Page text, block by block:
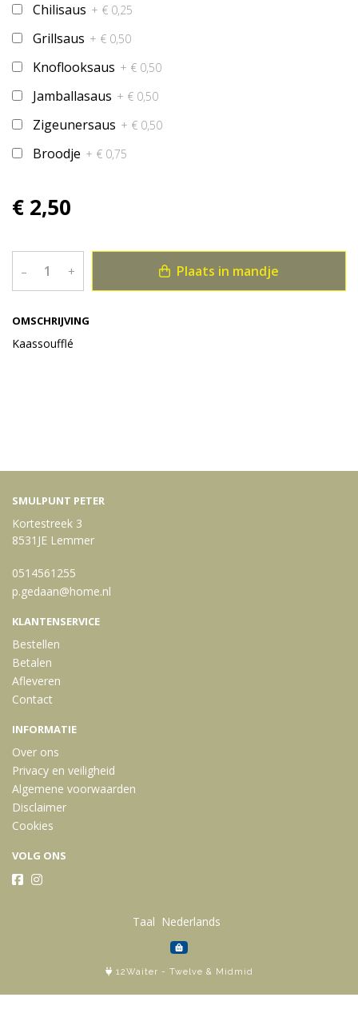
OMSCHRIJVING
Kaassoufflé
Chilisaus + € 0,25
Grillsaus + € 0,50
Knoflooksaus + € 0,50
Jamballasaus + € 0,50
Zigeunersaus + € 0,50
Broodje + € 0,75
€ 2,50
– + Plaats in mandje
SMULPUNT PETER
Kortestreek 3
8531JE Lemmer
0514561255
p.gedaan@home.nl
KLANTENSERVICE
Bestellen
Betalen
Afleveren
Contact
INFORMATIE
Over ons
Privacy en veiligheid
Algemene voorwaarden
Disclaimer
Cookies
VOLG ONS
Taal
12Waiter - Twelve & Midmid